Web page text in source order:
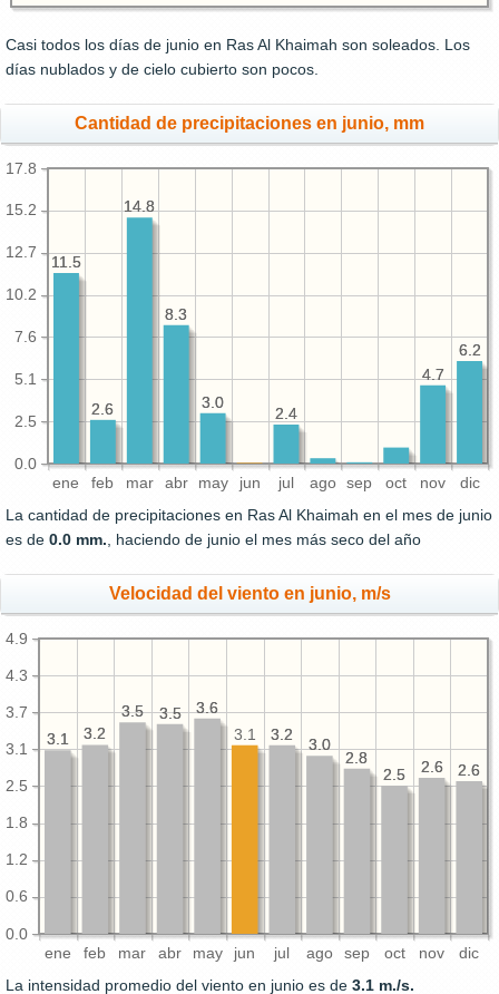
Casi todos los días de junio en Ras Al Khaimah son soleados. Los
días nublados y de cielo cubierto son pocos.
Cantidad de precipitaciones en junio, mm
ene feb mar abr may jun jul ago sep oct nov dic
0.0
2.5
5.1
7.6
10.2
12.7
15.2
17.8
6.2
4.7
2.4
3.0
8.3
14.8
2.6
11.5
6.2
4.7
2.4
3.0
8.3
14.8
2.6
11.5
La cantidad de precipitaciones en Ras Al Khaimah en el mes de junio
es de 0.0 mm. , haciendo de junio el mes más seco del año
Velocidad del viento en junio, m/s
ene feb mar abr may jun jul ago sep oct nov dic
0.0
0.6
1.2
1.8
2.5
3.1
3.7
4.3
4.9
2.6
2.6
2.5
2.8
3.0
3.2
3.6
3.5
3.5
3.2
3.1
2.6
2.6
2.5
2.8
3.0
3.2
3.1
3.6
3.5
3.5
3.2
3.1
La intensidad promedio del viento en junio es de 3.1 m./s.